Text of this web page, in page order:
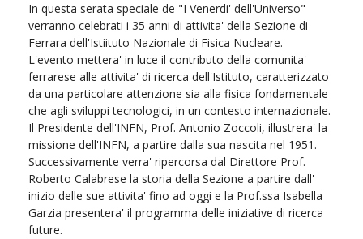
In questa serata speciale de "I Venerdi' dell'Universo"
verranno celebrati i 35 anni di attivita' della Sezione di
Ferrara dell'Istiituto Nazionale di Fisica Nucleare.
L'evento mettera' in luce il contributo della comunita'
ferrarese alle attivita' di ricerca dell'Istituto, caratterizzato
da una particolare attenzione sia alla fisica fondamentale
che agli sviluppi tecnologici, in un contesto internazionale.
Il Presidente dell'INFN, Prof. Antonio Zoccoli, illustrera' la
missione dell'INFN, a partire dalla sua nascita nel 1951.
Successivamente verra' ripercorsa dal Direttore Prof.
Roberto Calabrese la storia della Sezione a partire dall'
inizio delle sue attivita' fino ad oggi e la Prof.ssa Isabella
Garzia presentera' il programma delle iniziative di ricerca
future.